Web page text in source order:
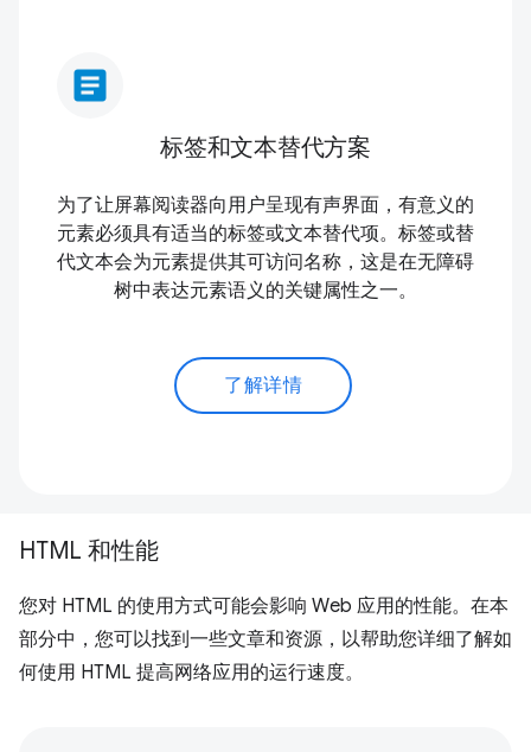
article
标签和文本替代方案
为了让屏幕阅读器向用户呈现有声界面，有意义的
元素必须具有适当的标签或文本替代项。标签或替
代文本会为元素提供其可访问名称，这是在无障碍
树中表达元素语义的关键属性之一。
了解详情
HTML 和性能
您对 HTML 的使用方式可能会影响 Web 应用的性能。在本
部分中，您可以找到一些文章和资源，以帮助您详细了解如
何使用 HTML 提高网络应用的运行速度。